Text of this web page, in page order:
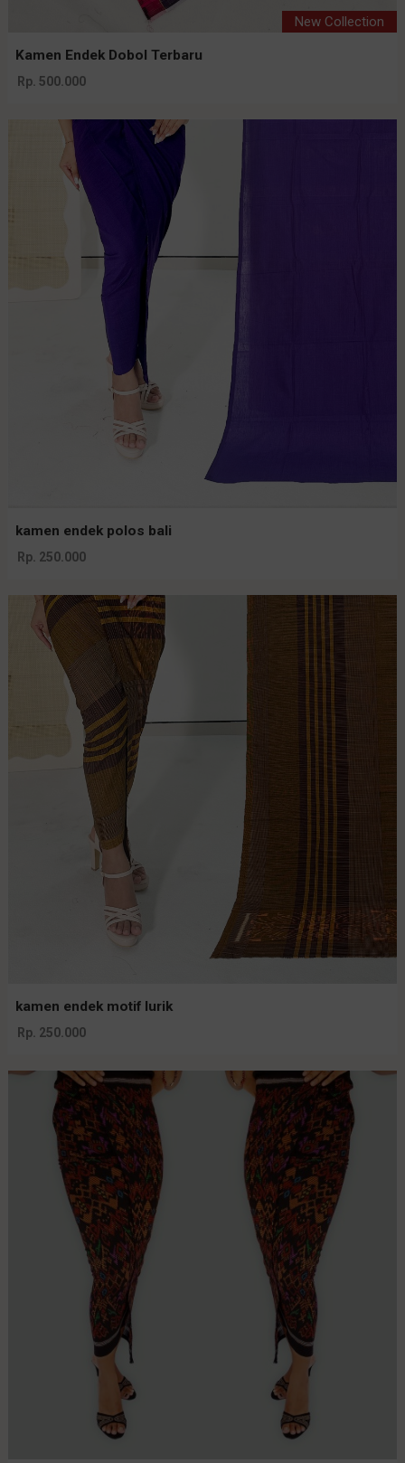
New Collection
Kamen Endek Dobol Terbaru
Rp. 500.000
kamen endek polos bali
Rp. 250.000
kamen endek motif lurik
Rp. 250.000